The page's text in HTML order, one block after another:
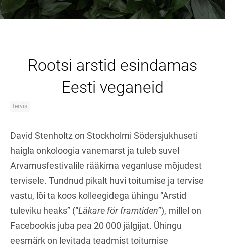
Rootsi arstid esindamas
Eesti veganeid
tervis
David Stenholtz on Stockholmi Södersjukhuseti
haigla onkoloogia vanemarst ja tuleb suvel
Arvamusfestivalile rääkima veganluse mõjudest
tervisele. Tundnud pikalt huvi toitumise ja tervise
vastu, lõi ta koos kolleegidega ühingu “Arstid
tuleviku heaks” (“Läkare för framtiden”), millel on
Facebookis juba pea 20 000 jälgijat. Ühingu
eesmärk on levitada teadmist toitumise